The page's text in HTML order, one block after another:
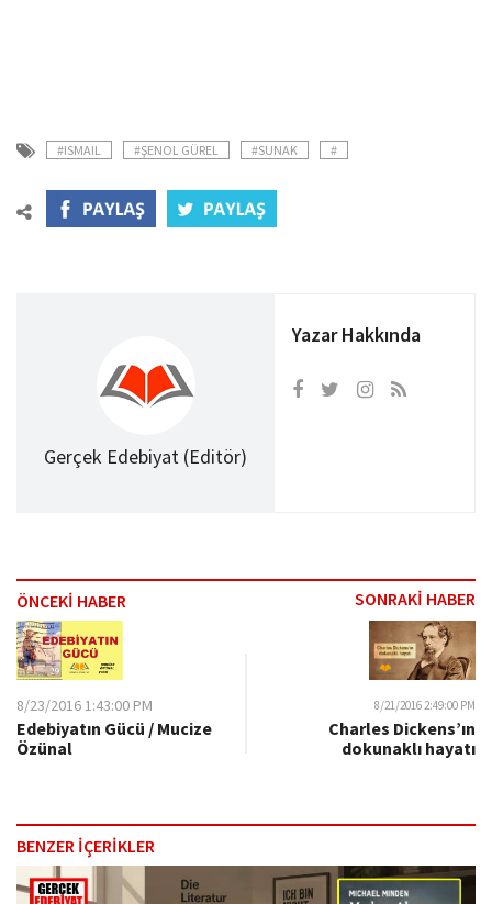
#ISMAIL #ŞENOL GÜREL #SUNAK #
Gerçek Edebiyat (Editör)
Yazar Hakkında
ÖNCEKİ HABER SONRAKİ HABER
8/23/2016 1:43:00 PM
Edebiyatın Gücü / Mucize
Özünal
8/21/2016 2:49:00 PM
Charles Dickens’ın
dokunaklı hayatı
BENZER İÇERİKLER